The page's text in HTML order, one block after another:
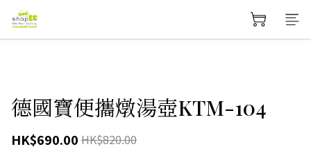
德國寶便攜燉湯壺KTM-104
HK$690.00 HK$820.00